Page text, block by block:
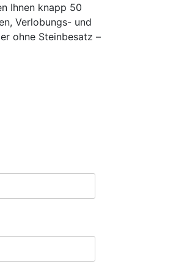
Ihnen knapp 50
Verlobungs- und
ohne Steinbesatz –